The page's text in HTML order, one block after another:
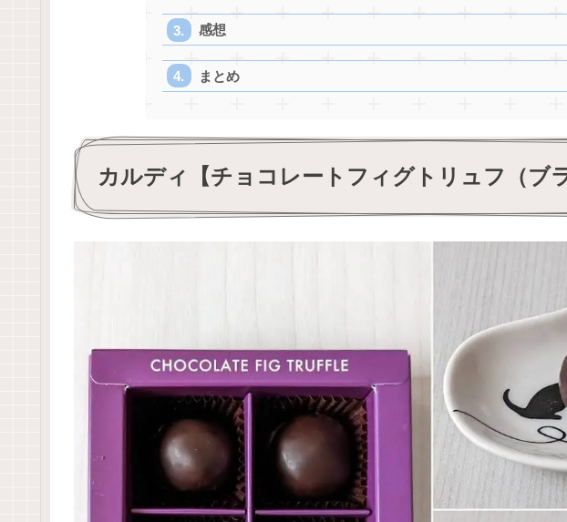
感想
まとめ
カルディ【チョコレートフィグトリュフ（ブ